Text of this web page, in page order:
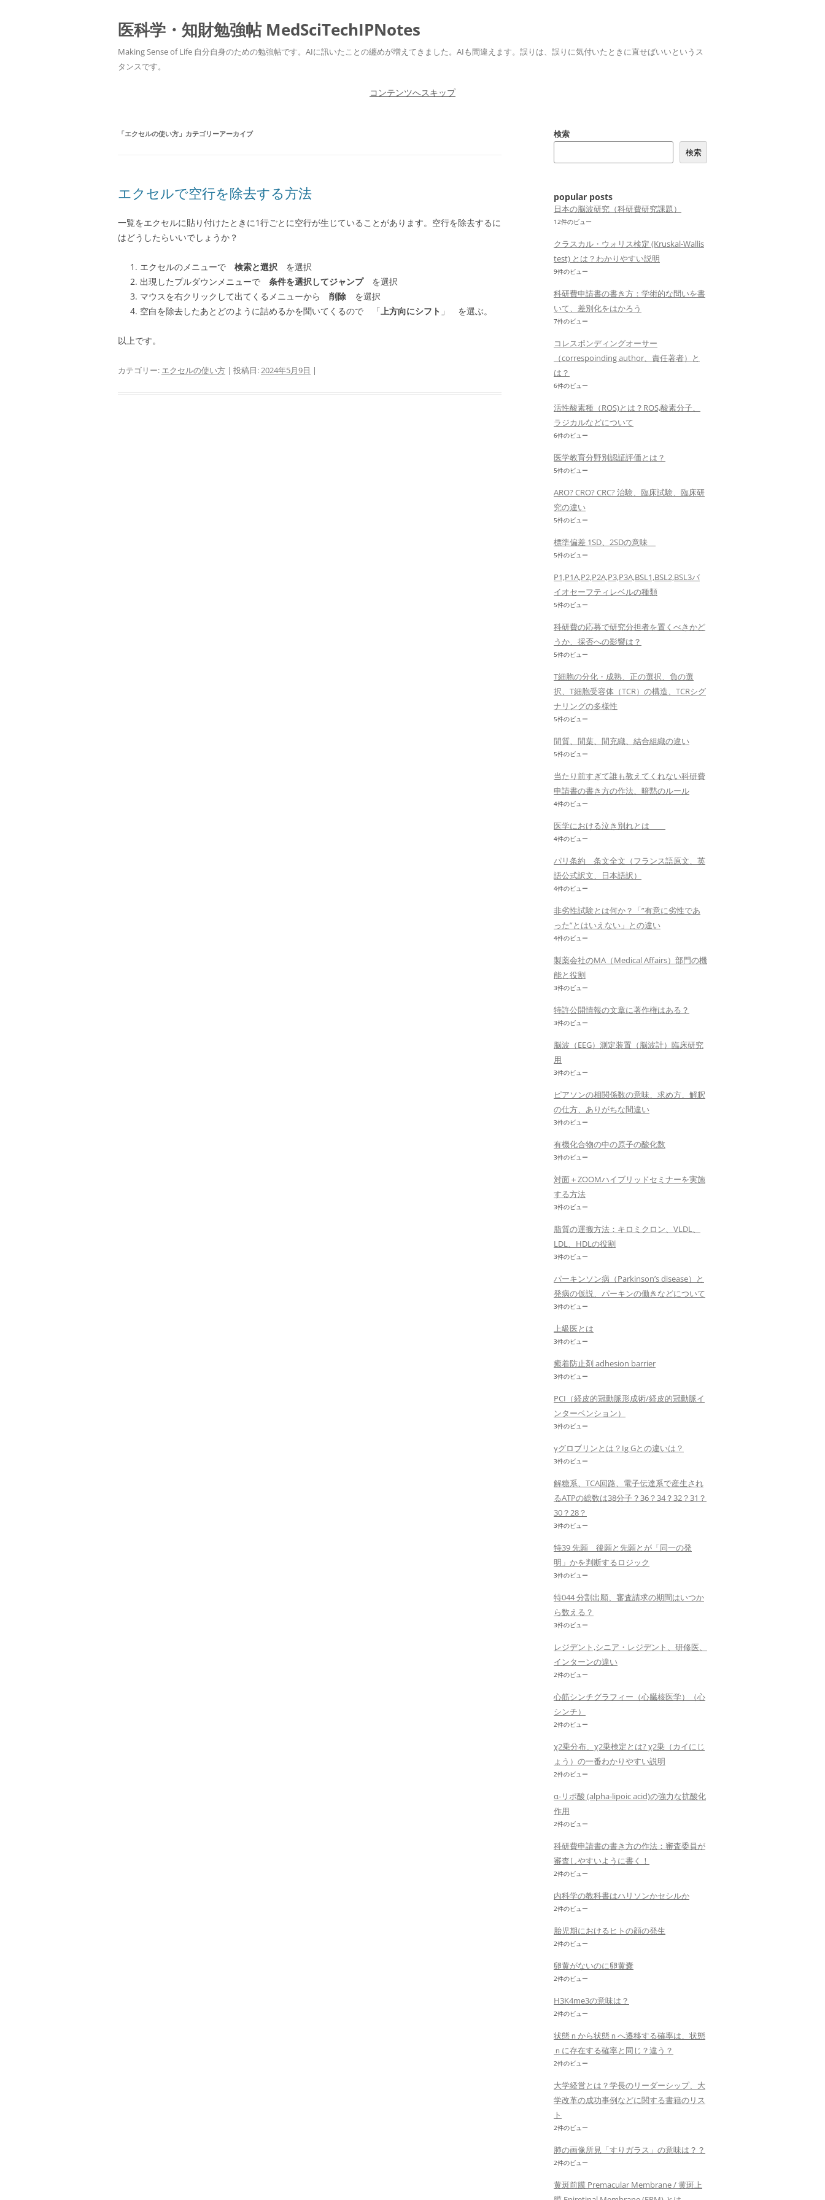
医科学・知財勉強帖 MedSciTechIPNotes
Making Sense of Life 自分自身のための勉強帖です。AIに訊いたことの纏めが増えてきました。AIも間違えます。誤りは、誤りに気付いたときに直せばいいというス
タンスです。
コンテンツへスキップ
「エクセルの使い方 」カテゴリーアーカイブ
エクセルで空行を除去する方法
一覧をエクセルに貼り付けたときに1行ごとに空行が生じていることがあります。空行を除去するに
はどうしたらいいでしょうか？
エクセルのメニューで 検索と選択 を選択
出現したプルダウンメニューで 条件を選択してジャンプを選択
マウスを右クリックして出てくるメニューから 削除 を選択
空白を除去したあとどのように詰めるかを聞いてくるので 「上方向にシフト 」 を選ぶ。
以上です。
カテゴリー: エクセルの使い方 | 投稿日:2024年5月9日 |
検索
検索
popular posts
日本の脳波研究（科研費研究課題）
12件のビュー
クラスカル・ウォリス検定 (Kruskal-Wallis
test) とは？わかりやすい説明
9件のビュー
科研費申請書の書き方：学術的な問いを書
いて、差別化をはかろう
7件のビュー
コレスポンディングオーサー
（correspoinding author、責任著者）と
は？
6件のビュー
活性酸素種（ROS)とは？ROS,酸素分子、
ラジカルなどについて
6件のビュー
医学教育分野別認証評価とは？
5件のビュー
ARO? CRO? CRC? 治験、臨床試験、臨床研
究の違い
5件のビュー
標準偏差 1SD、2SDの意味
5件のビュー
P1,P1A,P2,P2A,P3,P3A,BSL1,BSL2,BSL3バ
イオセーフティレベルの種類
5件のビュー
科研費の応募で研究分担者を置くべきかど
うか、採否への影響は？
5件のビュー
T細胞の分化・成熟、正の選択、負の選
択、T細胞受容体（TCR）の構造、TCRシグ
ナリングの多様性
5件のビュー
間質、間葉、間充織、結合組織の違い
5件のビュー
当たり前すぎて誰も教えてくれない科研費
申請書の書き方の作法、暗黙のルール
4件のビュー
医学における泣き別れとは
4件のビュー
パリ条約 条文全文（フランス語原文、英
語公式訳文、日本語訳）
4件のビュー
非劣性試験とは何か？「”有意に劣性であ
った”とはいえない」との違い
4件のビュー
製薬会社のMA（Medical Affairs）部門の機
能と役割
3件のビュー
特許公開情報の文章に著作権はある？
3件のビュー
脳波（EEG）測定装置（脳波計）臨床研究
用
3件のビュー
ピアソンの相関係数の意味、求め方、解釈
の仕方、ありがちな間違い
3件のビュー
有機化合物の中の原子の酸化数
3件のビュー
対面＋ZOOMハイブリッドセミナーを実施
する方法
3件のビュー
脂質の運搬方法：キロミクロン、VLDL、
LDL、HDLの役割
3件のビュー
パーキンソン病（Parkinson’s disease）と
発病の仮説、パーキンの働きなどについて
3件のビュー
上級医とは
3件のビュー
癒着防止剤 adhesion barrier
3件のビュー
PCI（経皮的冠動脈形成術/経皮的冠動脈イ
ンターベンション）
3件のビュー
γグロブリンとは？Ig Gとの違いは？
3件のビュー
解糖系、TCA回路、電子伝達系で産生され
るATPの総数は38分子？36？34？32？31？
30？28？
3件のビュー
特39 先願 後願と先願とが「同一の発
明」かを判断するロジック
3件のビュー
特044 分割出願、審査請求の期間はいつか
ら数える？
3件のビュー
レジデント,シニア・レジデント、研修医、
インターンの違い
2件のビュー
心筋シンチグラフィー（心臓核医学）（心
シンチ）
2件のビュー
χ2乗分布、χ2乗検定とは? χ2乗（カイにじ
ょう）の一番わかりやすい説明
2件のビュー
α-リポ酸 (alpha-lipoic acid)の強力な抗酸化
作用
2件のビュー
科研費申請書の書き方の作法：審査委員が
審査しやすいように書く！
2件のビュー
内科学の教科書はハリソンかセシルか
2件のビュー
胎児期におけるヒトの顔の発生
2件のビュー
卵黄がないのに卵黄嚢
2件のビュー
H3K4me3の意味は？
2件のビュー
状態ｎから状態ｎへ遷移する確率は、状態
ｎに存在する確率と同じ？違う？
2件のビュー
大学経営とは？学長のリーダーシップ、大
学改革の成功事例などに関する書籍のリス
ト
2件のビュー
肺の画像所見「すりガラス」の意味は？？
2件のビュー
黄斑前膜 Premacular Membrane / 黄斑上